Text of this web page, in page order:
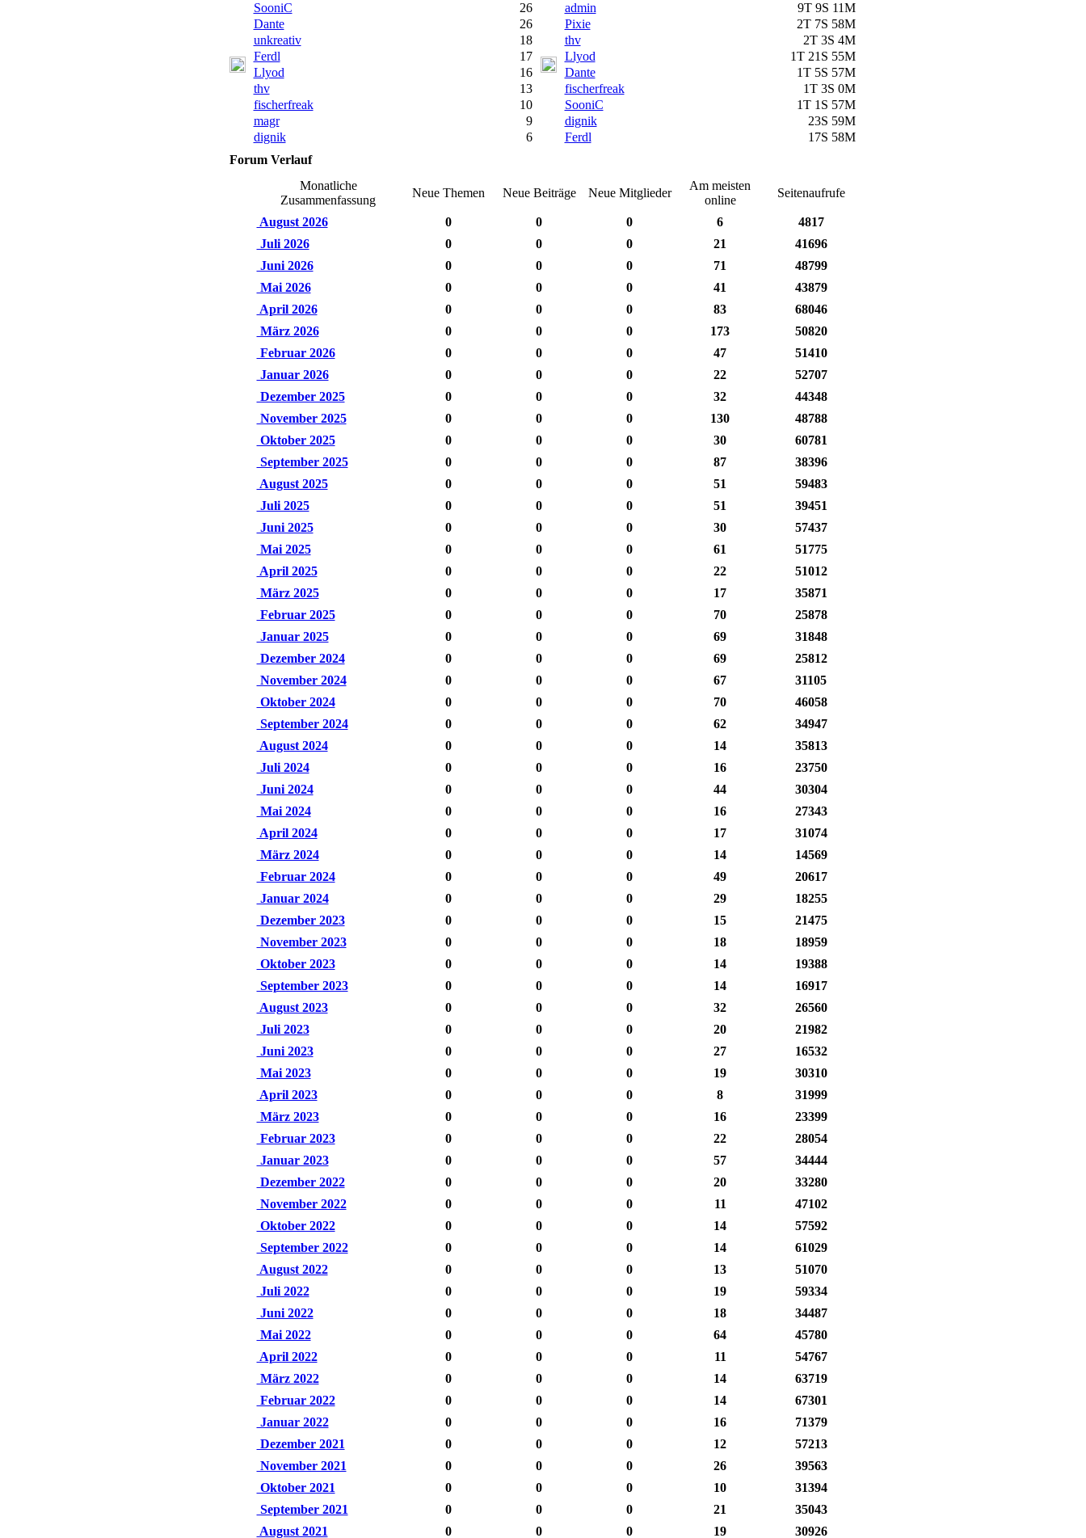
SooniC
26
Dante
26
unkreativ
18
Ferdl
17
Llyod
16
thv
13
fischerfreak
10
magr
9
dignik
6
admin
9T 9S 11M
Pixie
2T 7S 58M
thv
2T 3S 4M
Llyod
1T 21S 55M
Dante
1T 5S 57M
fischerfreak
1T 3S 0M
SooniC
1T 1S 57M
dignik
23S 59M
Ferdl
17S 58M
Forum Verlauf
Monatliche
Zusammenfassung
Neue Themen Neue Beiträge Neue Mitglieder
Am meisten
online
Seitenaufrufe
August 2026 0 0 0 6
4817
Juli 2026
0 0 0 21
41696
Juni 2026
0 0 0 71
48799
Mai 2026
0 0 0 41
43879
April 2026
0 0 0 83
68046
März 2026
0 0 0 173
50820
Februar 2026
0 0 0 47
51410
Januar 2026
0 0 0 22
52707
Dezember 2025
0 0 0 32
44348
November 2025
0 0 0 130
48788
Oktober 2025
0 0 0 30
60781
September 2025
0 0 0 87
38396
August 2025
0 0 0 51
59483
Juli 2025
0 0 0 51
39451
Juni 2025
0 0 0 30
57437
Mai 2025
0 0 0 61
51775
April 2025
0 0 0 22
51012
März 2025
0 0 0 17
35871
Februar 2025
0 0 0 70
25878
Januar 2025
0 0 0 69
31848
Dezember 2024
0 0 0 69
25812
November 2024
0 0 0 67
31105
Oktober 2024
0 0 0 70
46058
September 2024
0 0 0 62
34947
August 2024
0 0 0 14
35813
Juli 2024
0 0 0 16
23750
Juni 2024
0 0 0 44
30304
Mai 2024
0 0 0 16
27343
April 2024
0 0 0 17
31074
März 2024
0 0 0 14
14569
Februar 2024
0 0 0 49
20617
Januar 2024
0 0 0 29
18255
Dezember 2023
0 0 0 15
21475
November 2023
0 0 0 18
18959
Oktober 2023
0 0 0 14
19388
September 2023
0 0 0 14
16917
August 2023
0 0 0 32
26560
Juli 2023
0 0 0 20
21982
Juni 2023
0 0 0 27
16532
Mai 2023
0 0 0 19
30310
April 2023
0 0 0 8
31999
März 2023
0 0 0 16
23399
Februar 2023
0 0 0 22
28054
Januar 2023
0 0 0 57
34444
Dezember 2022
0 0 0 20
33280
November 2022
0 0 0 11
47102
Oktober 2022
0 0 0 14
57592
September 2022
0 0 0 14
61029
August 2022
0 0 0 13
51070
Juli 2022
0 0 0 19
59334
Juni 2022
0 0 0 18
34487
Mai 2022
0 0 0 64
45780
April 2022
0 0 0 11
54767
März 2022
0 0 0 14
63719
Februar 2022
0 0 0 14
67301
Januar 2022
0 0 0 16
71379
Dezember 2021
0 0 0 12
57213
November 2021
0 0 0 26
39563
Oktober 2021
0 0 0 10
31394
September 2021
0 0 0 21
35043
August 2021
0 0 0 19 30926